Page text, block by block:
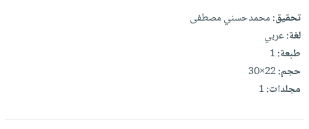
تواصل
معنا
تحقيق:محمدحسني مصطفى
لغة:عربي
طبعة:1
حجم:22×30
مجلدات:1